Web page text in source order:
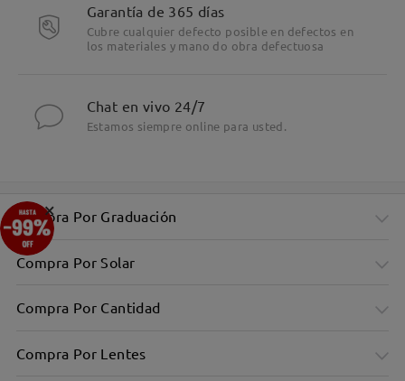
Garantía de 365 días
Cubre cualquier defecto posible en defectos en
los materiales y mano do obra defectuosa
Chat en vivo 24/7
Estamos siempre online para usted.
Compra Por Graduación
Compra Por Solar
Compra Por Cantidad
Compra Por Lentes
×